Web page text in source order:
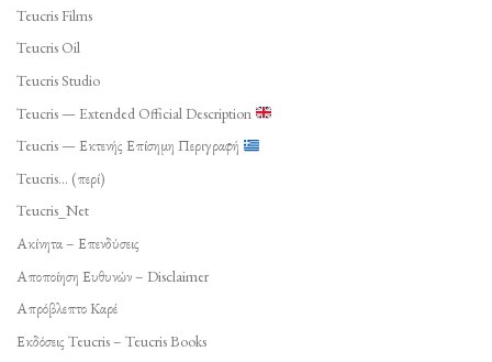
Teucris Films
Teucris Oil
Teucris Studio
Teucris — Extended Official Description
Teucris — Εκτενής Επίσημη Περιγραφή
Teucris… (περί)
Teucris_Net
Ακίνητα – Επενδύσεις
Αποποίηση Ευθυνών – Disclaimer
Απρόβλεπτο Καρέ
Εκδόσεις Teucris – Teucris Books